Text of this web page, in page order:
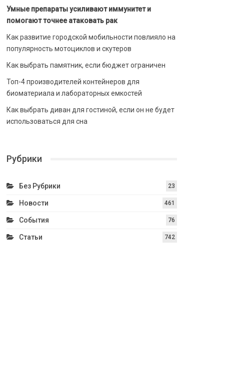
Умные препараты усиливают иммунитет и
помогают точнее атаковать рак
Как развитие городской мобильности повлияло на
популярность мотоциклов и скутеров
Как выбрать памятник, если бюджет ограничен
Топ-4 производителей контейнеров для
биоматериала и лабораторных емкостей
Как выбрать диван для гостиной, если он не будет
использоваться для сна
Рубрики
Без Рубрики 23
Новости 461
События 76
Статьи 742